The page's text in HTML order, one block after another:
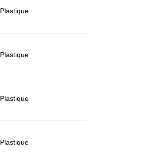
Plastique
Plastique
Plastique
Plastique